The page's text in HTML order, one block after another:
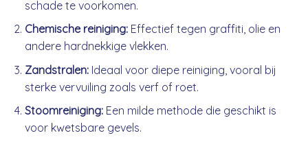
schade te voorkomen.
Chemische reiniging:Effectief tegen graffiti, olie en
andere hardnekkige vlekken.
Zandstralen:Ideaal voor diepe reiniging, vooral bij
sterke vervuiling zoals verf of roet.
Stoomreiniging:Een milde methode die geschikt is
voor kwetsbare gevels.